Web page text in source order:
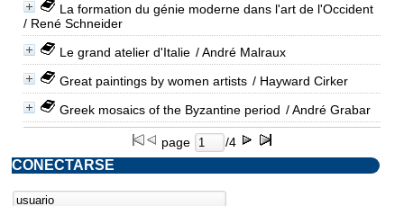
La formation du génie moderne dans l'art de l'Occident
/ René Schneider
Le grand atelier d'Italie / André Malraux
Great paintings by women artists / Hayward Cirker
Greek mosaics of the Byzantine period / André Grabar
page /4
CONECTARSE